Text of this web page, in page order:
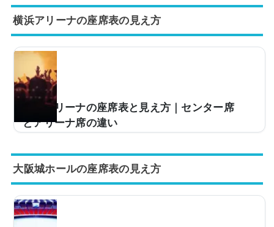
パは約4,000人と大規模な造りとなっており、多くのア
ーティストのツアー会場などで使用されています。た
だ、「今度、ゼビオアリーナ仙台に行くけど、座席から
の見え方はどんな感じなの？」などと疑問を感じている
方も多いです。そこで、座席表や座席からの見え方を実
際の画像とともにご紹介し、見やすい席はどこなのかに
ついてまとめてみました。ゼビオアリーナ仙台の座席表
とキャパは？ゼビオアリーナ仙台の座席表の画像は以下
の通りです。ステージは主にDブロック側に設置され
る...
横浜アリーナの座席表の見え方
横浜アリーナの座席表と見え方｜センター席
とアリーナ席の違い
くんだけど、座席からの眺めが気になって……。どんな
雰囲気か実際の写真とかを見てみたい。そこで、当記事
では横浜アリーナの座席からの実際の写真の紹介センタ
ー席orアリーナ席どっちが良い？横浜アリーナのキャパ
やアクセスなどについて、解説。この記事を読めば、横
浜アリーナの座席からの眺めがどのような感じなのかが
大阪城ホールの座席表の見え方